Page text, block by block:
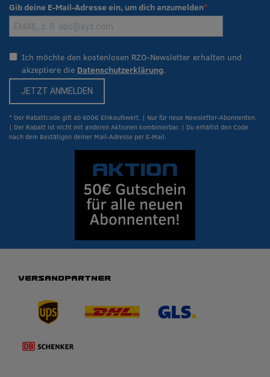
Gib deine E-Mail-Adresse ein, um dich anzumelden
Ich möchte den kostenlosen RZO-Newsletter erhalten und
akzeptiere die Datenschutzerklärung.
JETZT ANMELDEN
* Der Rabattcode gilt ab 600€ Einkaufswert. | Nur für neue Newsletter-Abonnenten.
| Der Rabatt ist nicht mit anderen Aktionen kombinierbar. | Du erhältst den Code
nach dem Bestätigen deiner Mail-Adresse per E-Mail.
VERSANDPARTNER